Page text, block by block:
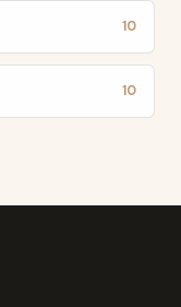
10
10